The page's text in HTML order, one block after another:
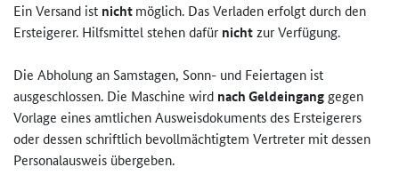
Ein Versand ist nichtmöglich. Das Verladen erfolgt durch den
Ersteigerer. Hilfsmittel stehen dafür nichtzur Verfügung.
Die Abholung an Samstagen, Sonn- und Feiertagen ist
ausgeschlossen. Die Maschine wird nach Geldeingang gegen
Vorlage eines amtlichen Ausweisdokuments des Ersteigerers
oder dessen schriftlich bevollmächtigtem Vertreter mit dessen
Personalausweis übergeben.